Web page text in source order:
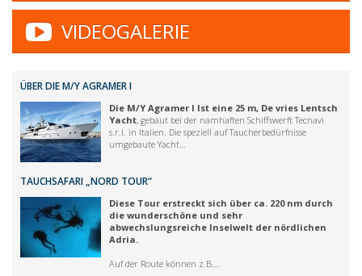
VIDEOGALERIE
ÜBER DIE M/Y AGRAMER I
Die M/Y Agramer I Ist eine 25 m, De vries Lentsch
Yacht, gebaut bei der namhaften Schiffswerft Tecnavi
s.r.l. in Italien. Die speziell auf Taucherbedürfnisse
umgebaute Yacht…
TAUCHSAFARI „NORD TOUR“
Diese Tour erstreckt sich über ca. 220 nm durch
die wunderschöne und sehr
abwechslungsreiche Inselwelt der nördlichen
Adria.
Auf der Route können z.B.…